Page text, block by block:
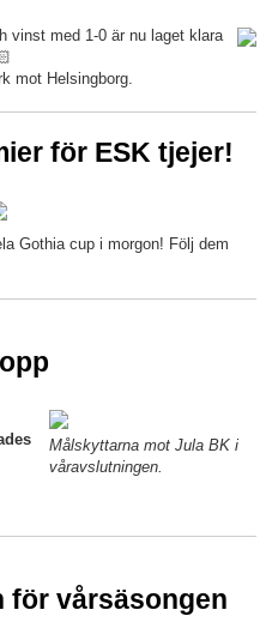
vinst med 1-0 är nu laget klara
mot Helsingborg.
för ESK tjejer!
Gothia cup i morgon! Följ dem
Målskyttarna mot Jula BK i
våravslutningen.
för vårsäsongen